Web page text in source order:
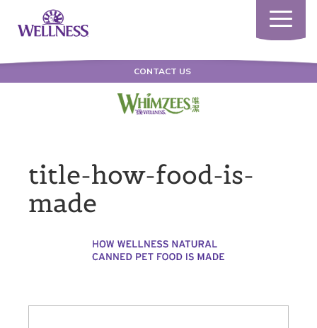
Toggle
CONTACT US
title-how-food-is-
made